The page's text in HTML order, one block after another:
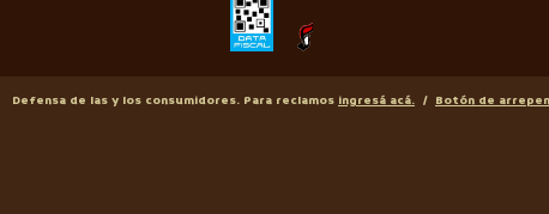
Defensa de las y los consumidores. Para reclamos ingresá acá. / Botón de